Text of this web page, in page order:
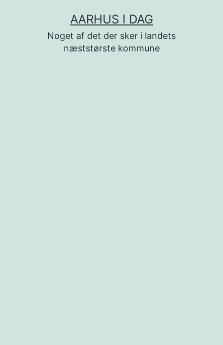
AARHUS I DAG
Noget af det der sker i landets
næststørste kommune